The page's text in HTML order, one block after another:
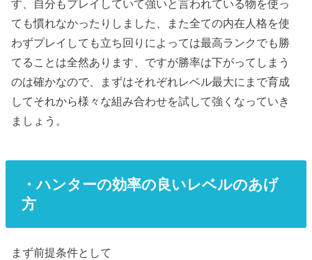
す、自分もプレイしていて強いと言われている物を使っ
ても慣れなかったりしました、また全ての内在人格を使
わずプレイしても立ち回りによっては最高ランクでも勝
てることは全然あります、ですが勝率は下がってしまう
のは確かなので、まずはそれぞれレベル最大にまで育成
してそれから様々な組み合わせを試して強くなっていき
ましょう。
・ハンターの効率の良いレベルのあげ
方
まず前提条件として